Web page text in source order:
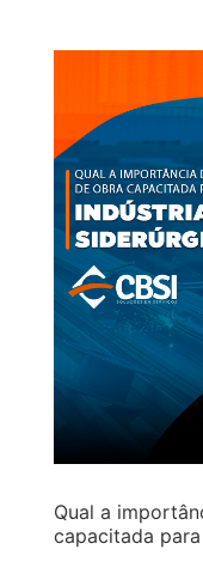
Qual a
capacitada